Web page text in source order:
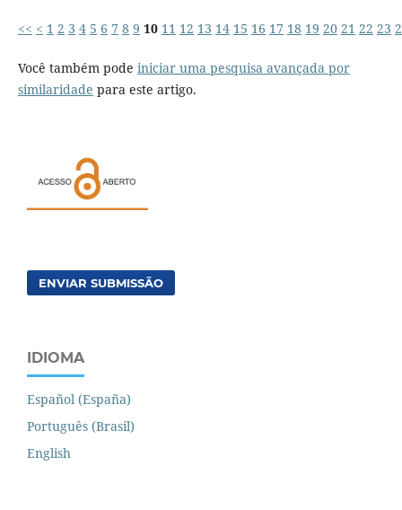
<< < 1 2 3 4 5 6 7 8 9 10 11 12 13 14 15 16 17 18 19 20 21 22 23
Você também pode iniciar uma pesquisa avançada por
similaridade para este artigo.
ENVIAR SUBMISSÃO
IDIOMA
Español (España)
Português (Brasil)
English